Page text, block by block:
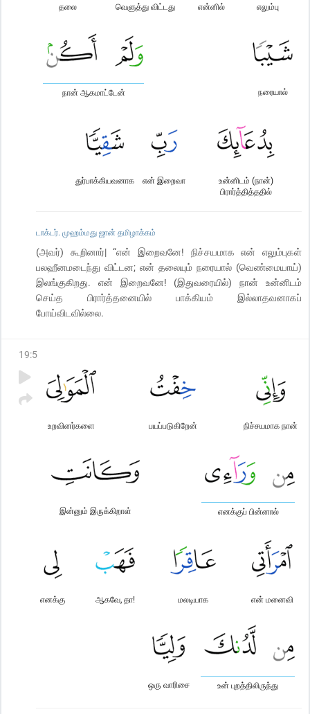
எலும்பு
என்னில்
வெளுத்து விட்டது
தலை
நரையால்
நான் ஆகமாட்டேன்
உன்னிடம் (நான்)
பிரார்த்தித்ததில்
என் இறைவா
துர்பாக்கியவனாக
டாக்டர். முஹம்மது ஜான் தமிழாக்கம்
(அவர்) கூறினார்| “என் இறைவனே! நிச்சயமாக என் எலும்புகள்
பலஹீனமடைந்து விட்டன; என் தலையும் நரையால் (வெண்மையாய்)
இலங்குகிறது. என் இறைவனே! (இதுவரையில்) நான் உன்னிடம்
செய்த பிரார்த்தனையில் பாக்கியம் இல்லாதவனாகப்
போய்விடவில்லை.
19:5
நிச்சயமாக நான்
பயப்படுகிறேன்
உறவினர்களை
எனக்குப் பின்னால்
இன்னும் இருக்கிறாள்
என் மனைவி
மலடியாக
ஆகவே, தா!
எனக்கு
உன் புறத்திலிருந்து
ஒரு வாரிசை